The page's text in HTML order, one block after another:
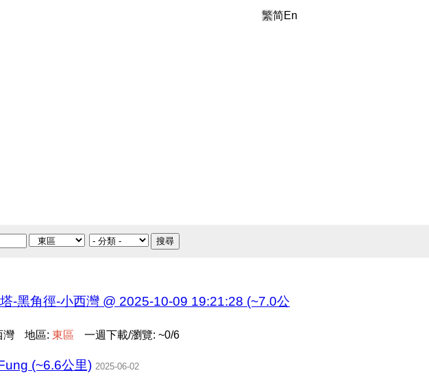
繁简En
搜尋
-黑角徑-小西灣 @ 2025-10-09 19:21:28 (~7.0公
灣 地區: 東區 一週下載/瀏覽: ~0/6
(~6.6公里) 2025-06-02